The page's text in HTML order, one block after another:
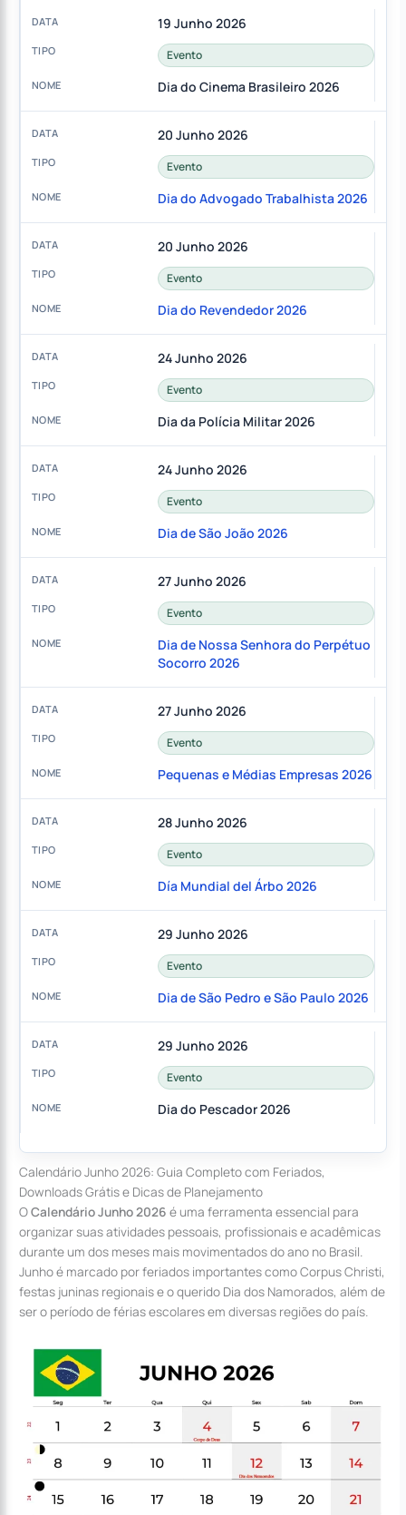
19 Junho 2026
Evento
Dia do Cinema Brasileiro 2026
20 Junho 2026
Evento
Dia do Advogado Trabalhista 2026
20 Junho 2026
Evento
Dia do Revendedor 2026
24 Junho 2026
Evento
Dia da Polícia Militar 2026
24 Junho 2026
Evento
Dia de São João 2026
27 Junho 2026
Evento
Dia de Nossa Senhora do Perpétuo
Socorro 2026
27 Junho 2026
Evento
Pequenas e Médias Empresas 2026
28 Junho 2026
Evento
Día Mundial del Árbo 2026
29 Junho 2026
Evento
Dia de São Pedro e São Paulo 2026
29 Junho 2026
Evento
Dia do Pescador 2026
Calendário Junho 2026: Guia Completo com Feriados,
Downloads Grátis e Dicas de Planejamento
OCalendário Junho 2026 é uma ferramenta essencial para
organizar suas atividades pessoais, profissionais e acadêmicas
durante um dos meses mais movimentados do ano no Brasil.
Junho é marcado por feriados importantes como Corpus Christi,
festas juninas regionais e o querido Dia dos Namorados, além de
ser o período de férias escolares em diversas regiões do país.